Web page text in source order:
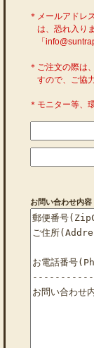
＊メールアドレ
は、恐れ入り
「
＊ご注文の際は
すので、ご協
＊モニター等、
お問い合わせ内